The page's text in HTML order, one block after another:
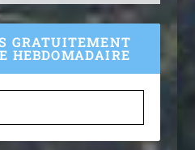
GRATUITEMENT
HEBDOMADAIRE